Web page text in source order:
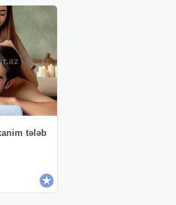
tələb